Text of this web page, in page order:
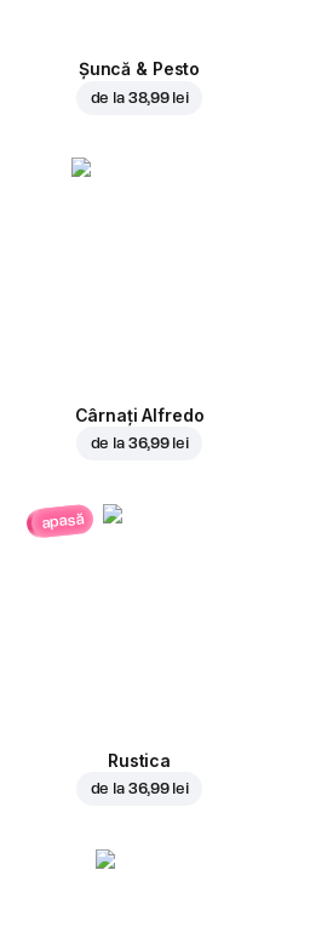
Șuncă & Pesto
de la 38,99 lei
Cârnați Alfredo
de la 36,99 lei
apasă
Rustica
de la 36,99 lei